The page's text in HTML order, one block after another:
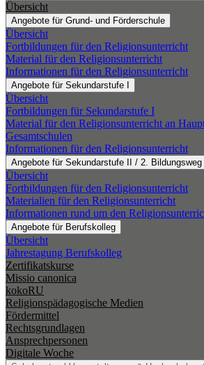
Übersicht
Angebote für Grund- und Förderschule
Übersicht
Fortbildungen für den Religionsunterricht
Material für den Religionsunterricht
Informationen für den Religionsunterricht
Angebote für Sekundarstufe I
Übersicht
Fortbildungen für Sekundarstufe I
Material für den Religionsunterricht an
Gesamtschulen
Informationen für den Religionsunterricht
Angebote für Sekundarstufe II / 2. Bildungsweg
Übersicht
Fortbildungen für den Religionsunterricht
Materialien für den Religionsunterricht
Informationen rund um den
Angebote für Berufskolleg
Übersicht
Jahrestagung Berufskolleg
Zertifikatskurse
Missio canonica
kokoRU
Religionspädagogische Medien
Fördermittel
Rechtsgrundlagen
Ansprechpersonen
Digitale Woche